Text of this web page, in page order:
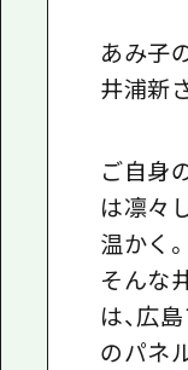
あみ子
井浦新
ご自身
は凛々
温かく。
そんな
は、広
のパネ